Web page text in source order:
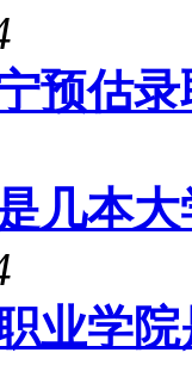
预估
几本
业学